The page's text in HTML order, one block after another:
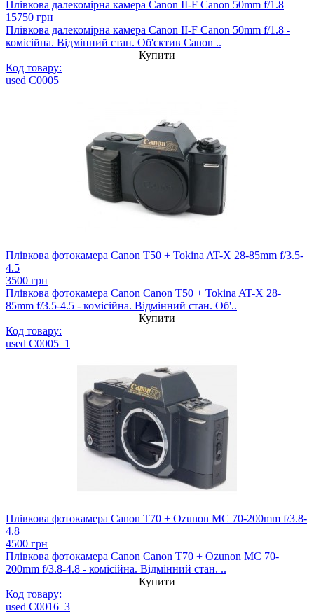
Плівкова далекомірна камера Canon II-F Canon 50mm f/1.8
15750 грн
Плівкова далекомірна камера Canon II-F Canon 50mm f/1.8 -
комісійна. Відмінний стан. Об'єктив Canon ..
Купити
Код товару:
used C0005
Плівкова фотокамера Canon T50 + Tokina AT-X 28-85mm f/3.5-
4.5
3500 грн
Плівкова фотокамера Canon Canon T50 + Tokina AT-X 28-
85mm f/3.5-4.5 - комісійна. Відмінний стан. Об'..
Купити
Код товару:
used C0005_1
Плівкова фотокамера Canon T70 + Ozunon MC 70-200mm f/3.8-
4.8
4500 грн
Плівкова фотокамера Canon Canon T70 + Ozunon MC 70-
200mm f/3.8-4.8 - комісійна. Відмінний стан. ..
Купити
Код товару:
used C0016_3